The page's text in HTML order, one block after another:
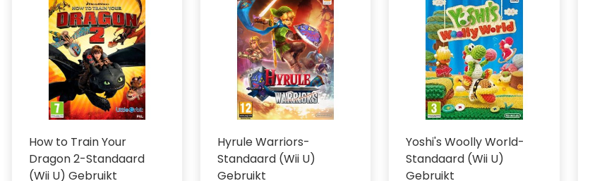
How to Train Your
Dragon 2-Standaard
(Wii U) Gebruikt
Hyrule Warriors-
Standaard (Wii U)
Gebruikt
Yoshi's Woolly World-
Standaard (Wii U)
Gebruikt